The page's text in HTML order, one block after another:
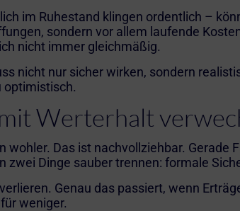
im Ruhestand klingen ordentlich –
sondern vor allem laufende
nicht immer gleichmäßig.
nicht nur sicher wirken, sondern
optimistisch.
Werterhalt
Das ist nachvollziehbar. Gerade
Dinge sauber trennen: formale
Genau das passiert, wenn
weniger.